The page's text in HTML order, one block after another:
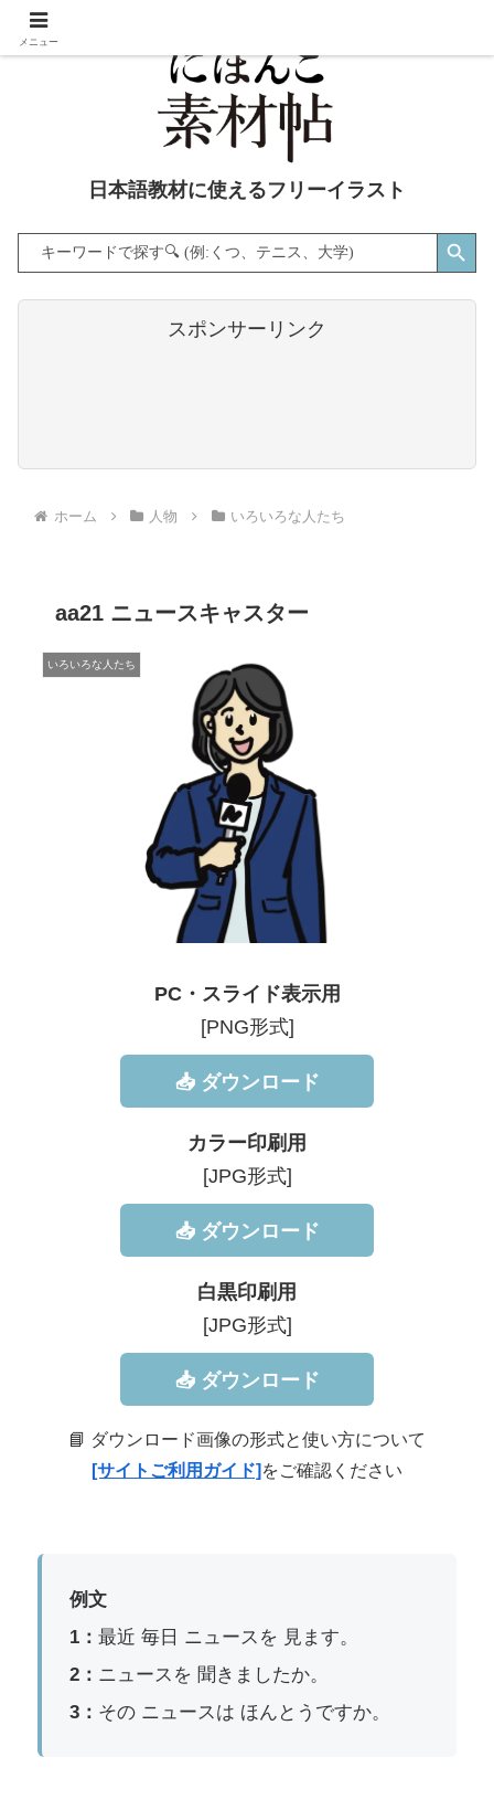
日本語教材に使えるフリーイラスト
Search
for:
Search Button
スポンサーリンク
ホーム 人物 いろいろな人たち
aa21 ニュースキャスター
いろいろな人たち
PC・スライド表示用
[PNG形式]
📥 ダウンロード
カラー印刷用
[JPG形式]
📥 ダウンロード
白黒印刷用
[JPG形式]
📥 ダウンロード
📘 ダウンロード画像の形式と使い方について
[サイトご利用ガイド] をご確認ください
例文
1：最近 毎日 ニュースを 見ます。
2： ニュースを 聞きましたか。
3： その ニュースは ほんとうですか。
メニュー